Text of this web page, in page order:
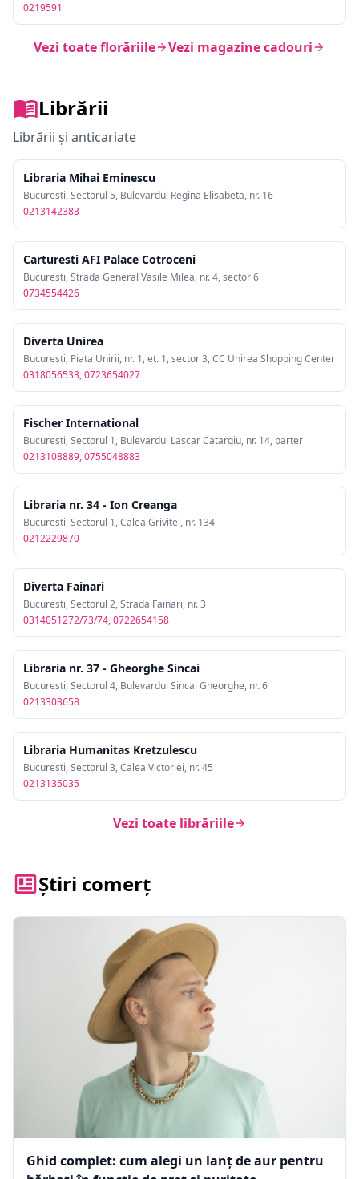
0219591
Vezi toate florăriile Vezi magazine cadouri
Librării
Librării și anticariate
Libraria Mihai Eminescu
Bucuresti, Sectorul 5, Bulevardul Regina Elisabeta, nr. 16
0213142383
Carturesti AFI Palace Cotroceni
Bucuresti, Strada General Vasile Milea, nr. 4, sector 6
0734554426
Diverta Unirea
Bucuresti, Piata Unirii, nr. 1, et. 1, sector 3, CC Unirea Shopping Center
0318056533, 0723654027
Fischer International
Bucuresti, Sectorul 1, Bulevardul Lascar Catargiu, nr. 14, parter
0213108889, 0755048883
Libraria nr. 34 - Ion Creanga
Bucuresti, Sectorul 1, Calea Grivitei, nr. 134
0212229870
Diverta Fainari
Bucuresti, Sectorul 2, Strada Fainari, nr. 3
0314051272/73/74, 0722654158
Libraria nr. 37 - Gheorghe Sincai
Bucuresti, Sectorul 4, Bulevardul Sincai Gheorghe, nr. 6
0213303658
Libraria Humanitas Kretzulescu
Bucuresti, Sectorul 3, Calea Victoriei, nr. 45
0213135035
Vezi toate librăriile
Știri comerț
Ghid complet: cum alegi un lanț de aur pentru